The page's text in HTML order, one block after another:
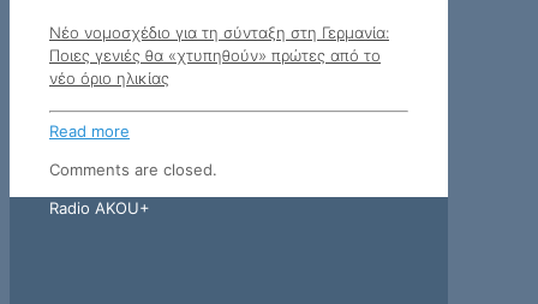
Νέο νομοσχέδιο για τη σύνταξη στη Γερμανία:
Ποιες γενιές θα «χτυπηθούν» πρώτες από το
νέο όριο ηλικίας
Read more
Comments are closed.
Radio AKOU+